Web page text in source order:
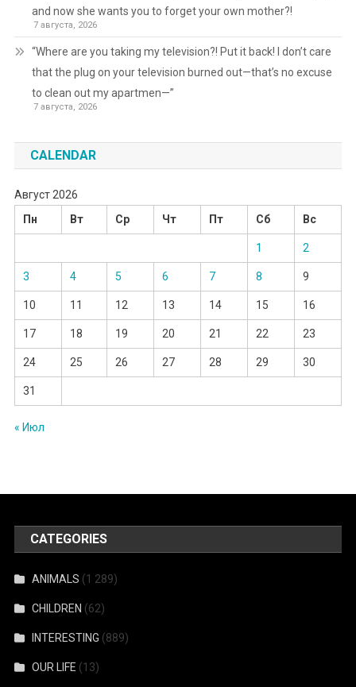
and now she wants you to forget your own mother?!
7 августа, 2026
“Where are you taking my television?! Put it back! I don’t care
that the plug on your television burned out—that’s no excuse
to clean out my apartmen—”
7 августа, 2026
CALENDAR
Август 2026
Пн
Вт Ср Чт Пт Сб Вс
1 2
3 4 5 6 7 8 9
10 11 12 13 14 15 16
17 18 19 20 21 22 23
24 25 26 27 28 29 30
31
« Июл
CATEGORIES
ANIMALS (1 289)
CHILDREN (62)
INTERESTING (889)
OUR LIFE (13)